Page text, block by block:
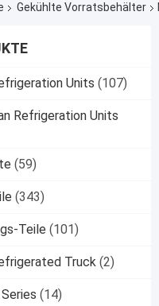
Gekühlte Vorratsbehälter
Units (107)
Refrigeration Units
(59)
(343)
Teile (101)
Truck (2)
(14)